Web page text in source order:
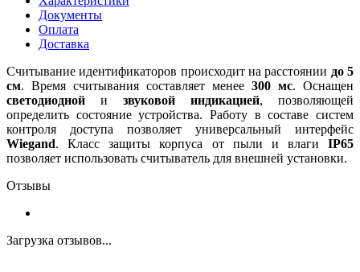
Документы
Оплата
Доставка
Считывание идентификаторов происходит на расстоянии до 5
см. Время считывания составляет менее 300 мс. Оснащен
светодиодной и звуковой индикацией, позволяющей
определить состояние устройства. Работу в составе систем
контроля доступа позволяет универсальный интерфейс
Wiegand. Класс защиты корпуса от пыли и влаги IP65
позволяет использовать считыватель для внешней установки.
Отзывы
Загрузка отзывов...